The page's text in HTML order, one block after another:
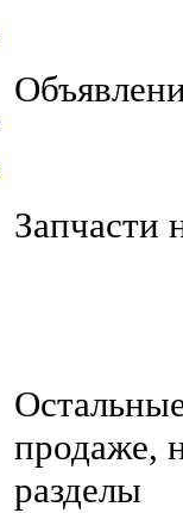
Запчасти
продаже,
разделы